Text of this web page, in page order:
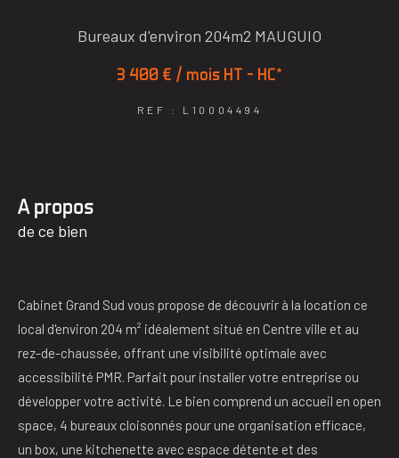
Bureaux d'environ 204m2 MAUGUIO
3 400 € / mois HT - HC*
REF : L10004494
a propos
de ce bien
Cabinet Grand Sud vous propose de découvrir à la location ce
local d'environ 204 m² idéalement situé en Centre ville et au
rez-de-chaussée, offrant une visibilité optimale avec
accessibilité PMR. Parfait pour installer votre entreprise ou
développer votre activité. Le bien comprend un accueil en open
space, 4 bureaux cloisonnés pour une organisation efficace,
un box, une kitchenette avec espace détente et des